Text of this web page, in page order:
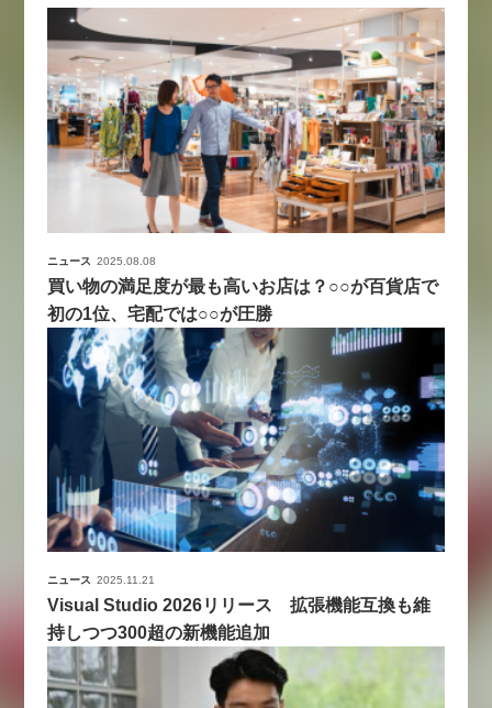
ニュース 2025.08.08
買い物の満足度が最も高いお店は？○○が百貨店で
初の1位、宅配では○○が圧勝
ニュース 2025.11.21
Visual Studio 2026リリース 拡張機能互換も維
持しつつ300超の新機能追加